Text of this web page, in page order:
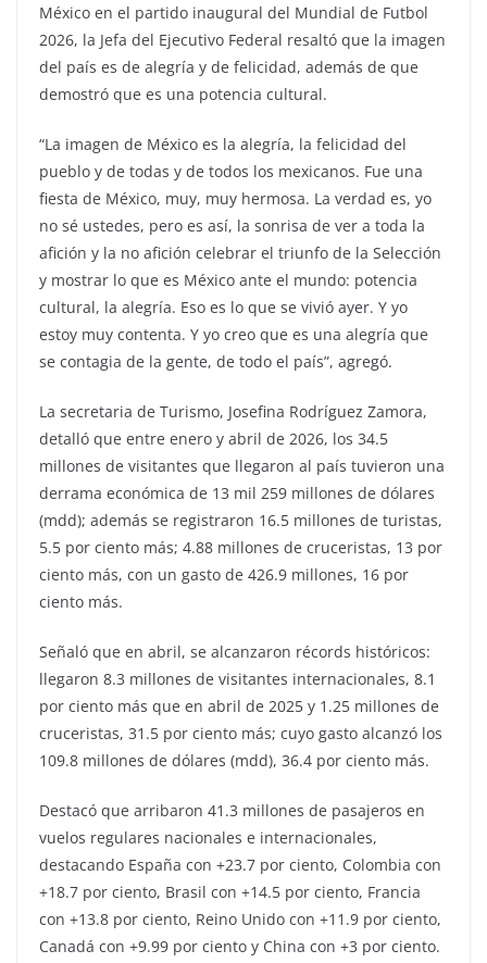
México en el partido inaugural del Mundial de Futbol
2026, la Jefa del Ejecutivo Federal resaltó que la imagen
del país es de alegría y de felicidad, además de que
demostró que es una potencia cultural.
“La imagen de México es la alegría, la felicidad del
pueblo y de todas y de todos los mexicanos. Fue una
fiesta de México, muy, muy hermosa. La verdad es, yo
no sé ustedes, pero es así, la sonrisa de ver a toda la
afición y la no afición celebrar el triunfo de la Selección
y mostrar lo que es México ante el mundo: potencia
cultural, la alegría. Eso es lo que se vivió ayer. Y yo
estoy muy contenta. Y yo creo que es una alegría que
se contagia de la gente, de todo el país”, agregó.
La secretaria de Turismo, Josefina Rodríguez Zamora,
detalló que entre enero y abril de 2026, los 34.5
millones de visitantes que llegaron al país tuvieron una
derrama económica de 13 mil 259 millones de dólares
(mdd); además se registraron 16.5 millones de turistas,
5.5 por ciento más; 4.88 millones de cruceristas, 13 por
ciento más, con un gasto de 426.9 millones, 16 por
ciento más.
Señaló que en abril, se alcanzaron récords históricos:
llegaron 8.3 millones de visitantes internacionales, 8.1
por ciento más que en abril de 2025 y 1.25 millones de
cruceristas, 31.5 por ciento más; cuyo gasto alcanzó los
109.8 millones de dólares (mdd), 36.4 por ciento más.
Destacó que arribaron 41.3 millones de pasajeros en
vuelos regulares nacionales e internacionales,
destacando España con +23.7 por ciento, Colombia con
+18.7 por ciento, Brasil con +14.5 por ciento, Francia
con +13.8 por ciento, Reino Unido con +11.9 por ciento,
Canadá con +9.99 por ciento y China con +3 por ciento.